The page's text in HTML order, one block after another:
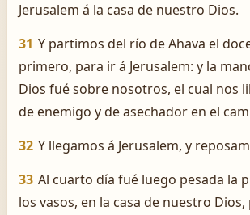
Jerusalem á la casa de nuestro Dios.
31 Y partimos del río de Ahava el
primero, para ir á Jerusalem: y la
Dios fué sobre nosotros, el cual nos
de enemigo y de asechador en el
32 Y llegamos á Jerusalem, y
33 Al cuarto día fué luego pesada la
los vasos, en la casa de nuestro